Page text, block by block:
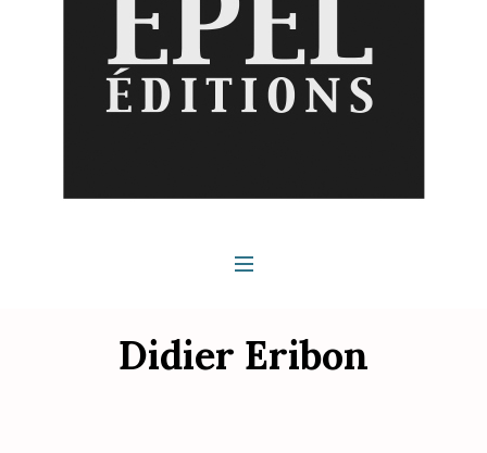
Didier Eribon